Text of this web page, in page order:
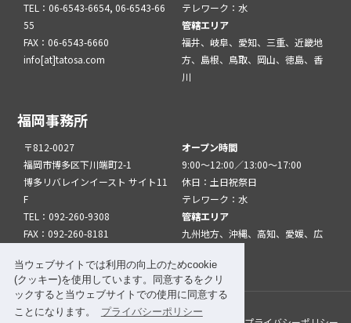
当ウェブサイトでは利用の向上のためcookie
(クッキー)を使用しています。同意するをクリ
ックすると当ウェブサイトでの使用に同意する
ことになります。
プライバシーポリシー
TEL：06-6543-6654, 06-6543-66
55
FAX：06-6543-6660
info[at]tatosa.com
テレワーク：水
管轄エリア
福井、岐阜、愛知、三重、近畿地
方、島根、鳥取、岡山、徳島、香
川
福岡事務所
〒812-0027
福岡市博多区下川端町2-1
博多リバレインイースト サイト11
F
TEL：092-260-9308
FAX：092-260-8181
オープン時間
9:00～12:00／13:00～17:00
休日：土日祝祭日
テレワーク：水
管轄エリア
九州地方、沖縄、高知、愛媛、広